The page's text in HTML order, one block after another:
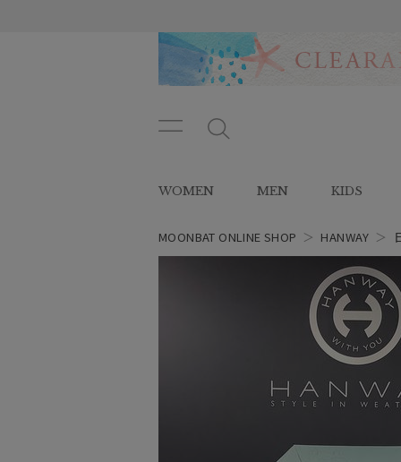
ン
ュ
ー
タ
WOMEN MEN KIDS
MOONBAT ONLINE SHOP ＞ HANWAY ＞